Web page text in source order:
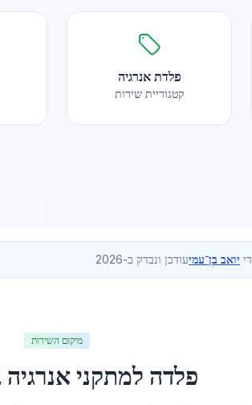
פלדת אנרגיה
קטגוריית שירות
יואב בן־עמיעודכן ונבדק ב-2026
מיקום השירות
פלדה למתקני אנרגיה